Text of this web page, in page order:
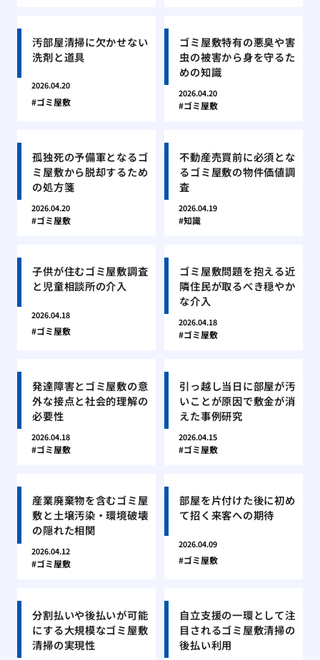
汚部屋清掃に欠かせない
洗剤と道具
2026.04.20
ゴミ屋敷
ゴミ屋敷特有の悪臭や害
虫の被害から身を守るた
めの知識
2026.04.20
ゴミ屋敷
孤独死の予備軍となるゴ
ミ屋敷から脱却するため
の処方箋
2026.04.20
ゴミ屋敷
不動産売買前に必須とな
るゴミ屋敷の物件価値調
査
2026.04.19
知識
子供が住むゴミ屋敷調査
と児童相談所の介入
2026.04.18
ゴミ屋敷
ゴミ屋敷問題を抱える近
隣住民が取るべき穏やか
な介入
2026.04.18
ゴミ屋敷
発達障害とゴミ屋敷の意
外な接点と社会的理解の
必要性
2026.04.18
ゴミ屋敷
引っ越し当日に部屋が汚
いことが原因で敷金が消
えた事例研究
2026.04.15
ゴミ屋敷
産業廃棄物を含むゴミ屋
敷と土壌汚染・環境破壊
の隠れた相関
2026.04.12
ゴミ屋敷
部屋を片付けた後に初め
て招く来客への期待
2026.04.09
ゴミ屋敷
分割払いや後払いが可能
にする大規模なゴミ屋敷
清掃の実現性
自立支援の一環として注
目されるゴミ屋敷清掃の
後払い利用